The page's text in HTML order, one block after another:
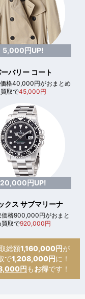
5,000円UP!
バリー コート
格40,000円がおまとめ
買取で45,000円
20,000円UP!
クス サブマリーナ
価格900,000円がおまと
買取で920,000円
総額1,160,000円が
で1,208,000円に！
円 もお得です！